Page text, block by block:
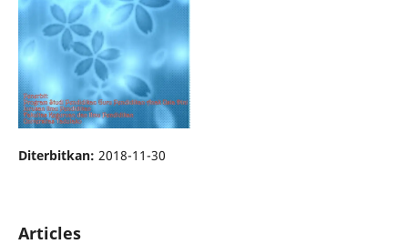
Diterbitkan: 2018-11-30
Articles